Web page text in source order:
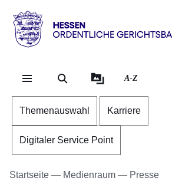
Hessen
Ordentliche
Gerichtsbarkeit
A-Z
Themenauswahl Karriere
Digitaler Service Point
Startseite Medienraum
Presse